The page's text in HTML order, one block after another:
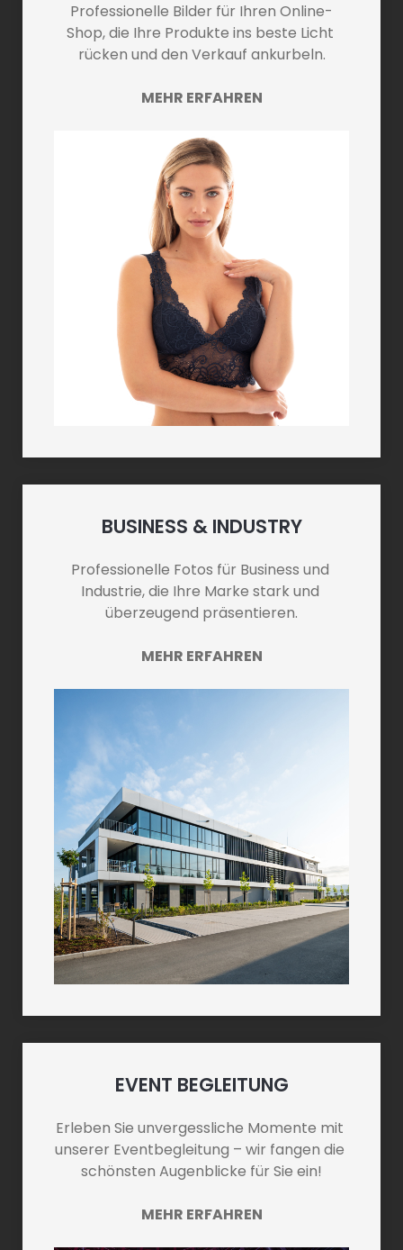
Professionelle Bilder für Ihren Online-
Shop, die Ihre Produkte ins beste Licht
rücken und den Verkauf ankurbeln.
MEHR ERFAHREN
BUSINESS & INDUSTRY
Professionelle Fotos für Business und
Industrie, die Ihre Marke stark und
überzeugend präsentieren.
MEHR ERFAHREN
EVENT BEGLEITUNG
Erleben Sie unvergessliche Momente mit
unserer Eventbegleitung – wir fangen die
schönsten Augenblicke für Sie ein!
MEHR ERFAHREN